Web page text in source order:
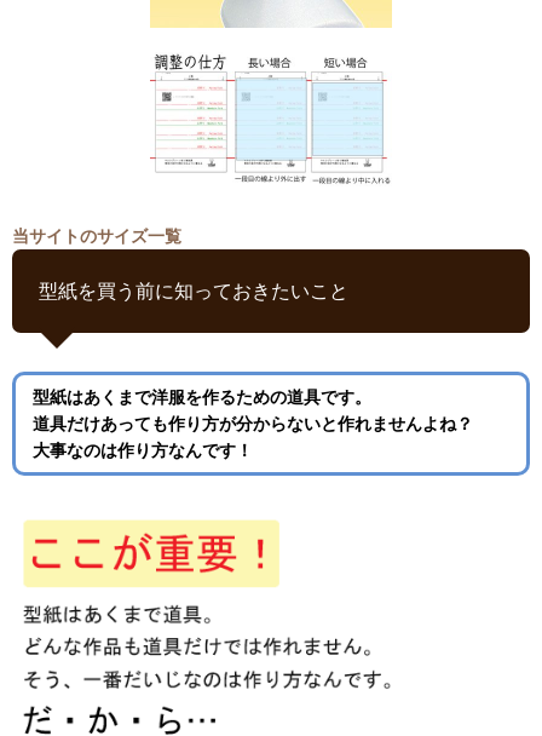
当サイトのサイズ一覧
型紙を買う前に知っておきたいこと
型紙はあくまで洋服を作るための道具です。
道具だけあっても作り方が分からないと作れませんよね？
大事なのは作り方なんです！